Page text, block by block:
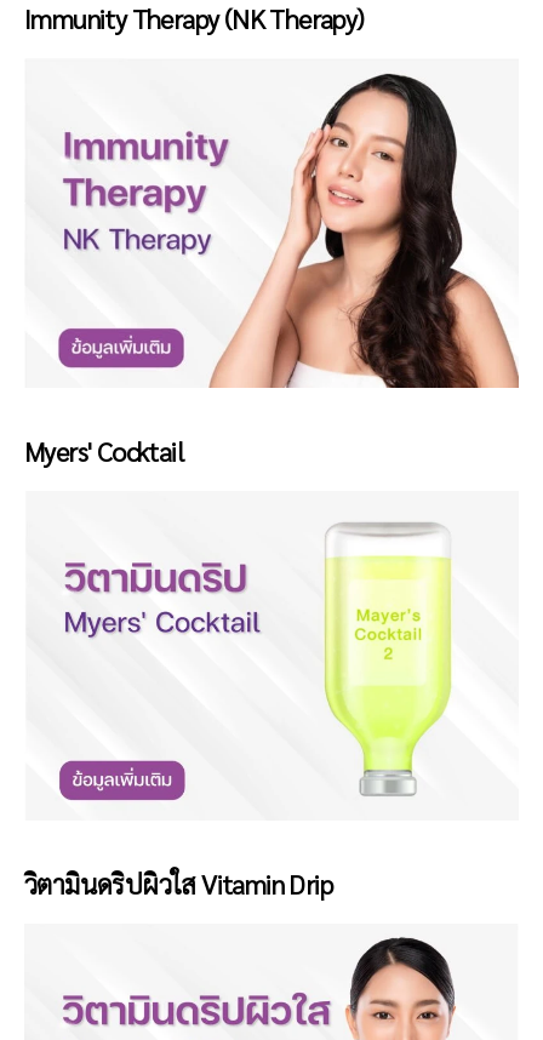
Immunity Therapy (NK Therapy)
Myers' Cocktail
วิตามินดริปผิวใส Vitamin Drip